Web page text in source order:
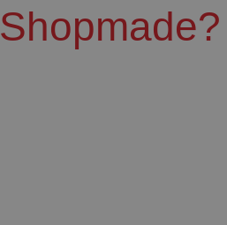
Shopmade?